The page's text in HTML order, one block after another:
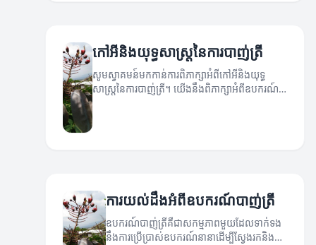
កៅអីនិងយុទ្ធសាស្ត្រនៃការបាញ់ត្រី
សូមស្វាគមន៍មកកាន់ការពិភាក្សាអំពីកៅអីនិងយុទ្ធ
សាស្ត្រនៃការបាញ់ត្រី។ យើងនឹងពិភាក្សាអំពីឧបករណ៍
និងបច្ចេកទេសដែលអ្នកត្រូវការដើម្បីទទួលបានបទ
ពិសោធន៍ល្អបំផុត។
ការយល់ដឹងអំពីឧបករណ៍បាញ់ត្រី
ឧបករណ៍បាញ់ត្រីគឺជាសកម្មភាពមួយដែលទាក់ទង
នឹងការប្រើប្រាស់ឧបករណ៍នានាដើម្បីស្វែងរកនិង